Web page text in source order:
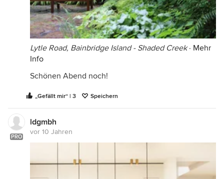
Lytle Road, Bainbridge Island - Shaded Creek· Mehr
Info
Schönen Abend noch!
„Gefällt mir“ | 3 Speichern
PRO
ldgmbh
vor 10 Jahren